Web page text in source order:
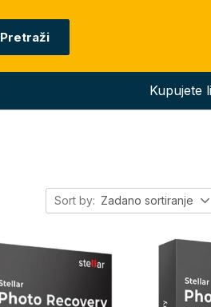
Pretraži
Kupujete
Sort by: Zadano sortiranje